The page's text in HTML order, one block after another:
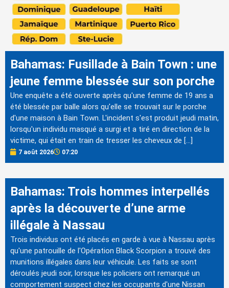
Bahamas: Fusillade à Bain Town : une
jeune femme blessée sur son porche
Une enquête a été ouverte après qu'une femme de 19 ans a
été blessée par balle alors qu'elle se trouvait sur le porche
d'une maison à Bain Town. L'incident s'est produit jeudi matin,
lorsqu'un individu masqué a surgi et a tiré en direction de la
victime, qui était en train de tresser les cheveux de […]
7 août 2026 07:20
Bahamas: Trois hommes interpellés
après la découverte d’une arme
illégale à Nassau
Trois individus ont été placés en garde à vue à Nassau après
qu'une patrouille de l'Opération Black Scorpion a trouvé des
munitions illégales dans leur véhicule. Les faits se sont
déroulés jeudi soir, lorsque les policiers ont remarqué un
comportement suspect chez les occupants d'une Nissan